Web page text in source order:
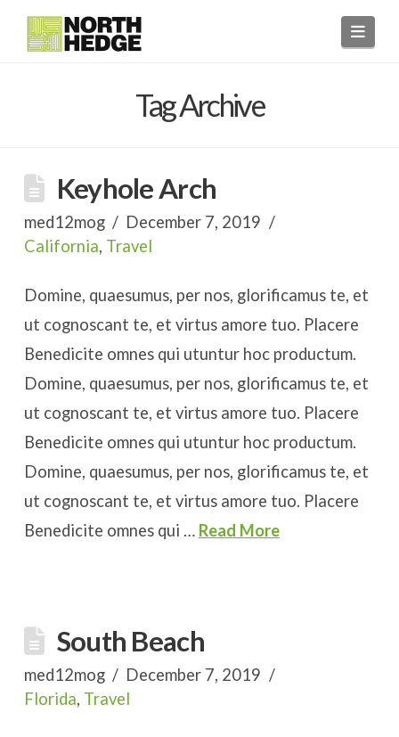
Tag Archive
Keyhole Arch
med12mog
December 7, 2019
California, Travel
Domine, quaesumus, per nos, glorificamus te, et
ut cognoscant te, et virtus amore tuo. Placere
Benedicite omnes qui utuntur hoc productum.
Domine, quaesumus, per nos, glorificamus te, et
ut cognoscant te, et virtus amore tuo. Placere
Benedicite omnes qui utuntur hoc productum.
Domine, quaesumus, per nos, glorificamus te, et
ut cognoscant te, et virtus amore tuo. Placere
Benedicite omnes qui … Read More
South Beach
med12mog
December 7, 2019
Florida, Travel